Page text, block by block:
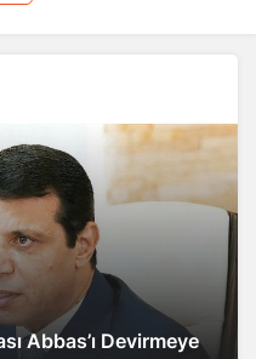
Abbas’ı Devirmeye